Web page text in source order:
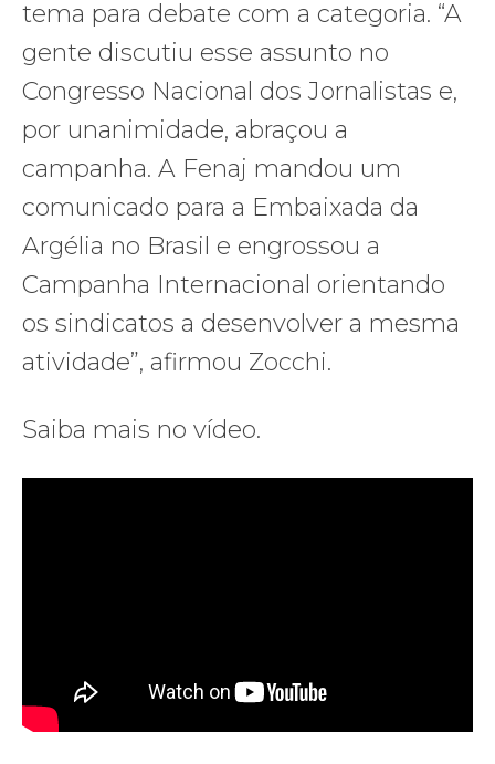
tema para debate com a categoria. “A
gente discutiu esse assunto no
Congresso Nacional dos Jornalistas e,
por unanimidade, abraçou a
campanha. A Fenaj mandou um
comunicado para a Embaixada da
Argélia no Brasil e engrossou a
Campanha Internacional orientando
os sindicatos a desenvolver a mesma
atividade”, afirmou Zocchi.
Saiba mais no vídeo.